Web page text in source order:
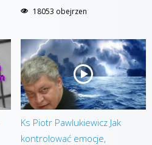
18053 obejrzen
Ks Piotr Pawlukiewicz Jak
kontrolować emocje,